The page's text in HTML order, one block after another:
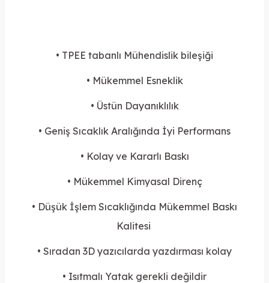
• TPEE tabanlı Mühendislik bileşiği
• Mükemmel Esneklik
• Üstün Dayanıklılık
• Geniş Sıcaklık Aralığında İyi Performans
• Kolay ve Kararlı Baskı
• Mükemmel Kimyasal Direnç
• Düşük İşlem Sıcaklığında Mükemmel Baskı
Kalitesi
• Sıradan 3D yazıcılarda yazdırması kolay
• Isıtmalı Yatak gerekli değildir